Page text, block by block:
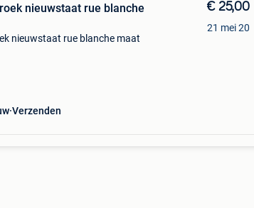
nieuwstaat rue blanche
nieuwstaat rue blanche maat
Verzenden
€ 25,00
21 mei 20